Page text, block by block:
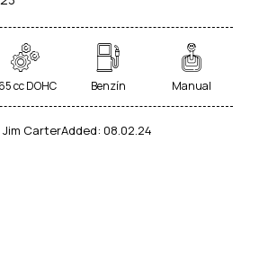
cc DOHC Benzín Manual
Jim CarterAdded: 08.02.24